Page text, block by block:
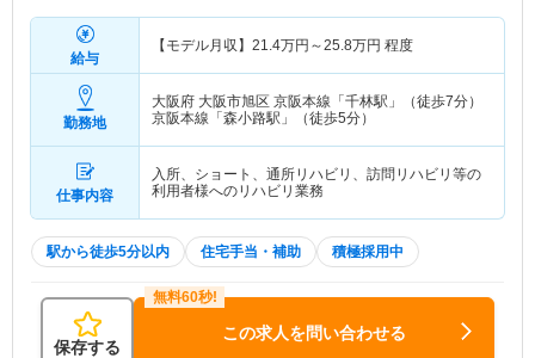
給与
【モデル月収】 21.4万円～25.8万円 程度
勤務地
大阪府 大阪市旭区 京阪本線「千林駅」（徒歩7分）
京阪本線「森小路駅」（徒歩5分）
仕事内容
入所、ショート、通所リハビリ、訪問リハビリ等の
利用者様へのリハビリ業務
駅から徒歩5分以内 住宅手当・補助 積極採用中
保存する
この求人を問い合わせる